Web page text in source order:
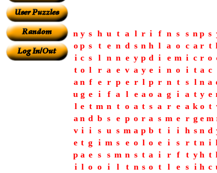
n y s h u t a l r i f n s s n p s
o p s t e n d s n h l a o c a r t
i c s l n n e y p d i e m i c r o
t o l r a e v a y e i n o i t a c
a n f e r p e r l p r n t s l n a
u g e i f a l e a o a g i a t y e
l e t m n t o a t s a r e a k o t
a n d b s e p o r a s m e r g e m
v i i s u s m a p b t i i h s n d
e t g i m s e o l o e i s r t n i
p a e s s m n s t a i r f t y h t
i l o o i l t n s o t l e s i h c